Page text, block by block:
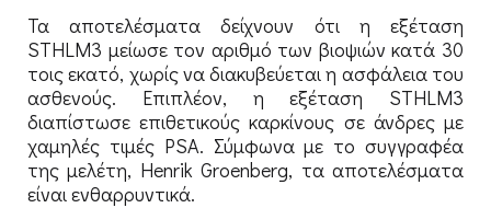
Τα αποτελέσματα δείχνουν ότι η εξέταση
STHLM3 μείωσε τον αριθμό των βιοψιών κατά 30
τοις εκατό, χωρίς να διακυβεύεται η ασφάλεια του
ασθενούς. Επιπλέον, η εξέταση STHLM3
διαπίστωσε επιθετικούς καρκίνους σε άνδρες με
χαμηλές τιμές PSA. Σύμφωνα με το συγγραφέα
της μελέτη, Henrik Groenberg, τα αποτελέσματα
είναι ενθαρρυντικά.